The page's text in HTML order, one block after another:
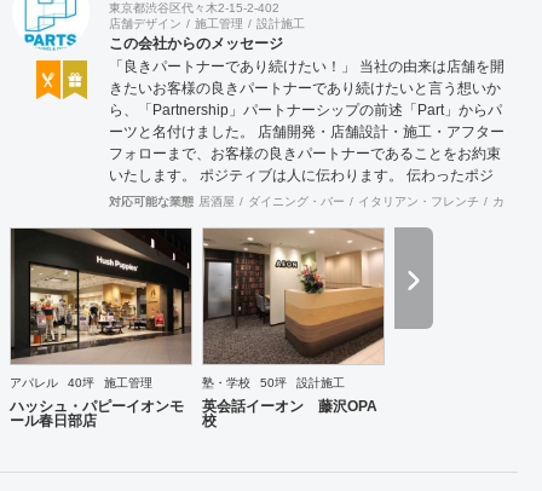
東京都渋谷区代々木2-15-2-402
店舗デザイン
施工管理 設計施工
この会社からのメッセージ
「良きパートナーであり続けたい！」 当社の由来は店舗を開
きたいお客様の良きパートナーであり続けたいと言う想いか
ら、「Partnership」パートナーシップの前述「Part」からパ
ーツと名付けました。 店舗開発・店舗設計・施工・アフター
フォローまで、お客様の良きパートナーであることをお約束
いたします。 ポジティブは人に伝わります。 伝わったポジ
ティブが幸せを呼び込み、呼び込んだ幸せが、さらに大きな
社ならではの実績をご確認下さい。 <a
href="https://www.partsinc.co.jp/">https://www.partsinc.co.jp/</a>
対応可能な業態 居酒屋 ダイニング・バー イタリアン・フレンチ カフェ
アパレル 40坪 施工管理
ハッシュ・パピーイオンモ
ール春日部店
塾・学校 50坪 設計施工
英会話イーオン 藤沢OPA
校